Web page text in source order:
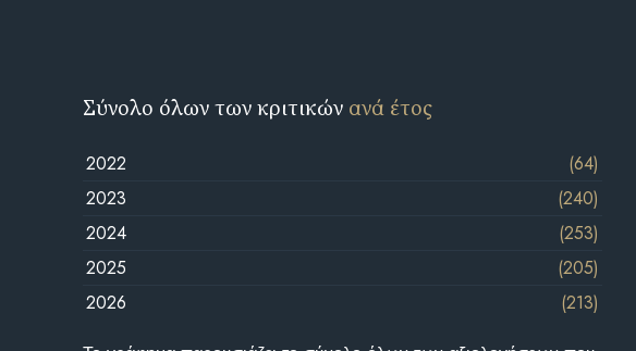
Σύνολο όλων των κριτικών ανά έτος
2022
(64)
2023
(240)
2024
(253)
2025
(205)
2026
(213)